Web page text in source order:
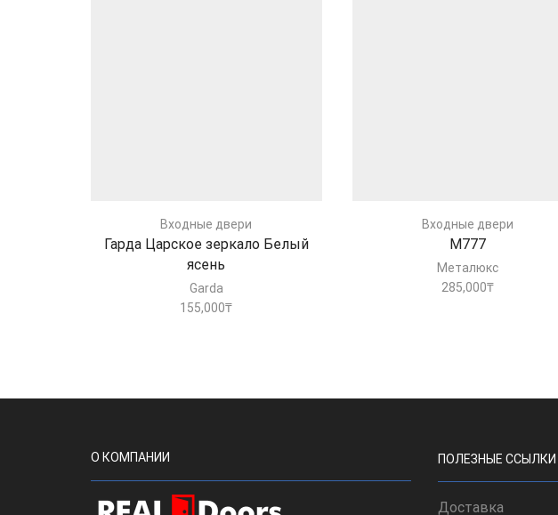
Входные двери
Гарда Царское зеркало Белый
ясень
Garda
155,000₸
Входные двери
M777
Металюкс
285,000₸
О КОМПАНИИ ПОЛЕЗНЫЕ ССЫЛКИ
Доставка